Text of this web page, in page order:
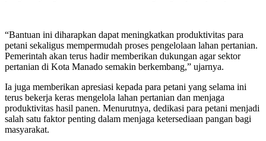
“Bantuan ini diharapkan dapat meningkatkan produktivitas para
petani sekaligus mempermudah proses pengelolaan lahan pertanian.
Pemerintah akan terus hadir memberikan dukungan agar sektor
pertanian di Kota Manado semakin berkembang,” ujarnya.
Ia juga memberikan apresiasi kepada para petani yang selama ini
terus bekerja keras mengelola lahan pertanian dan menjaga
produktivitas hasil panen. Menurutnya, dedikasi para petani menjadi
salah satu faktor penting dalam menjaga ketersediaan pangan bagi
masyarakat.